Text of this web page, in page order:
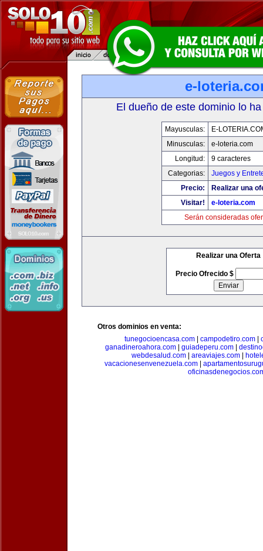
e-
El dueño de este dominio lo
Mayusculas:
E-
Minusculas:
e-loteria.com
Longitud:
9 caracteres
Categorias:
Juegos y
Precio:
Realizar una
Visitar!
e-loteria.com
Serán consideradas
Realizar una Oferta
Precio Ofrecido $
Otros dominios en venta:
tunegocioencasa.com| campodetiro.com|
ganadineroahora.com
guiadeperu.com
webdesalud.com
areaviajes.com
vacacionesenvenezuela.com|